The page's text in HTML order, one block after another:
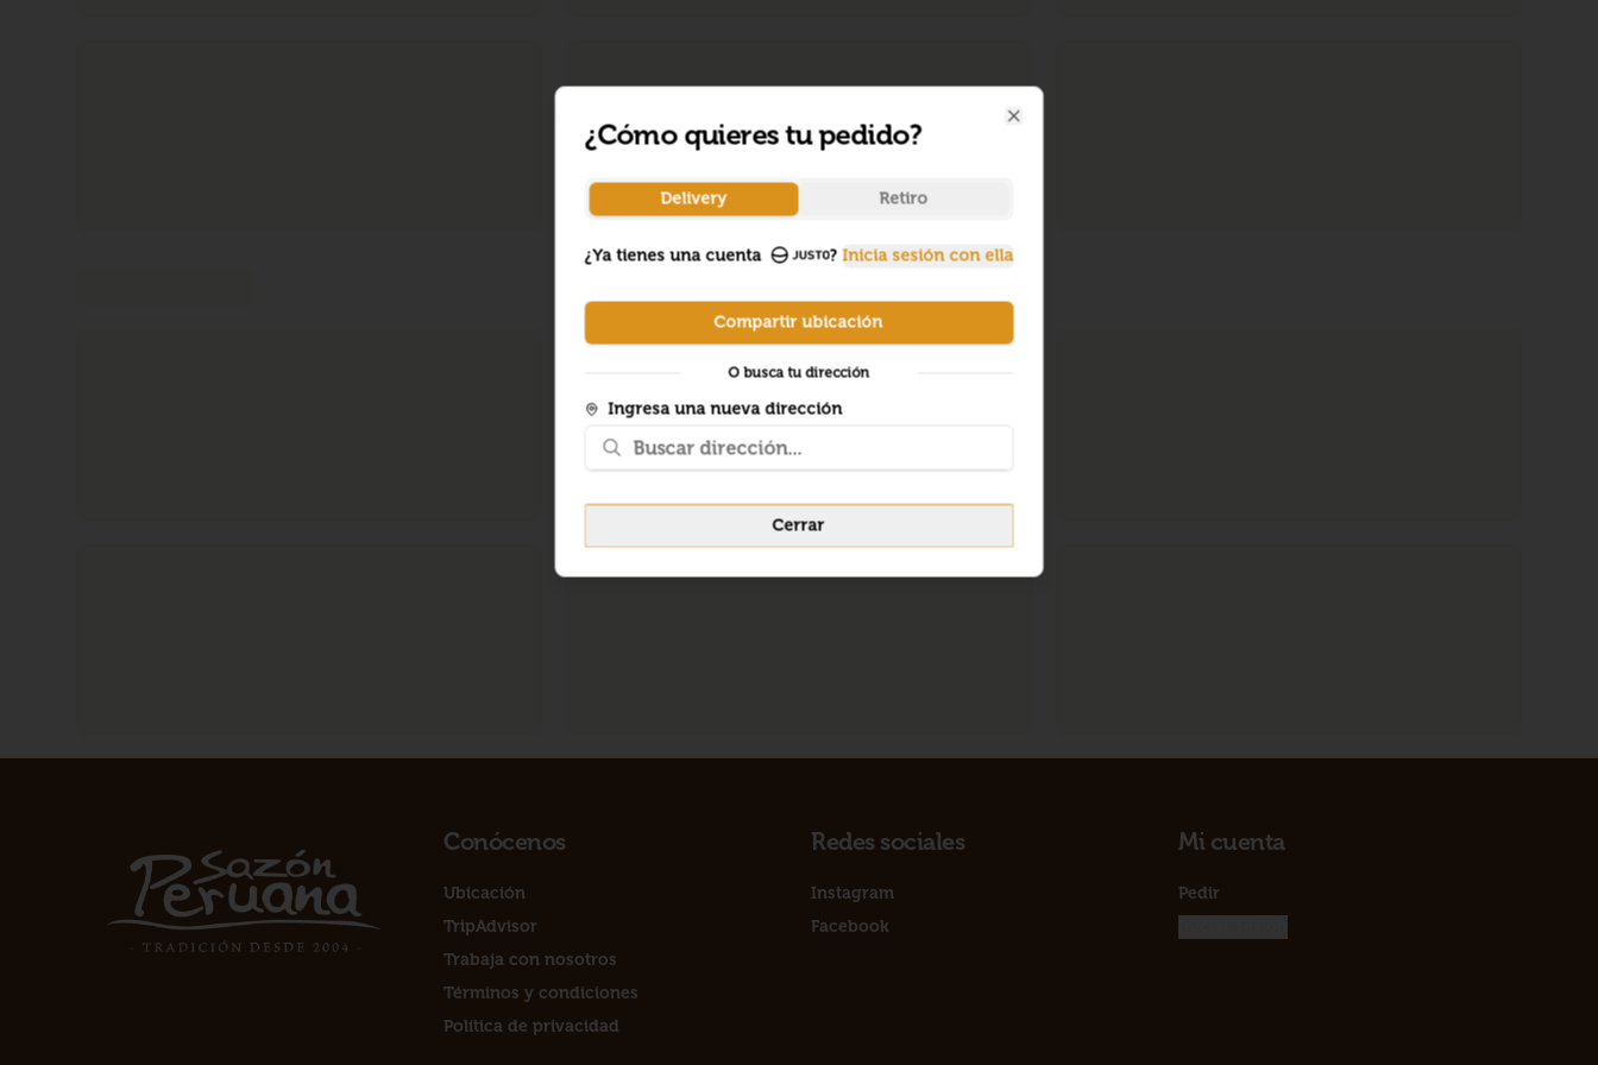
Conócenos
Ubicación
TripAdvisor
Trabaja con nosotros
Términos y condiciones
Política de privacidad
Redes sociales
Instagram
Facebook
Mi cuenta
Pedir
¿Cómo quieres tu pedido?
Delivery Retiro
¿Ya tienes una cuenta ? Inicia sesión con ella
Compartir ubicación
O busca tu dirección
Ingresa una nueva dirección
Cerrar